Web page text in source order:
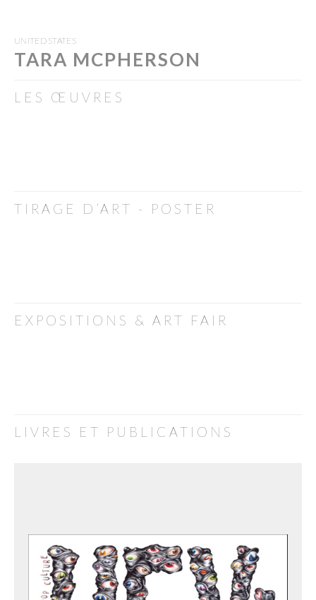
UNITED STATES
TARA MCPHERSON
LES ŒUVRES
TIRAGE D’ART - POSTER
EXPOSITIONS & ART FAIR
LIVRES ET PUBLICATIONS